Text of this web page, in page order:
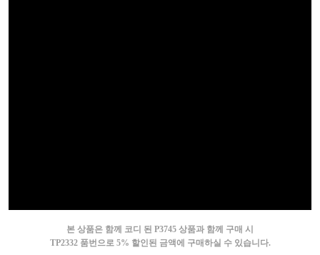
본 상품은 함께 코디 된 P3745 상품과 함께 구매 시
TP2332 품번으로 5% 할인된 금액에 구매하실 수 있습니다.